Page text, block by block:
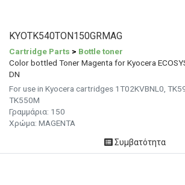
KYOTK540TON150GRMAG
Cartridge Parts > Bottle toner
Color bottled Toner Magenta for Kyocera
DN
For use in Kyocera cartridges 1T02KVBNL0,
TK550M
Γραμμάρια: 150
Χρώμα: MAGENTA
Συμβατότητα